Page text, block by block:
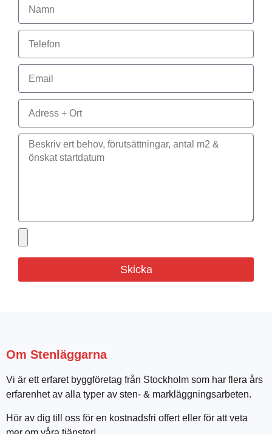
Skicka
Om Stenläggarna
Vi är ett erfaret byggföretag från Stockholm som har flera års
erfarenhet av alla typer av sten- & markläggningsarbeten.
Hör av dig till oss för en kostnadsfri offert eller för att veta